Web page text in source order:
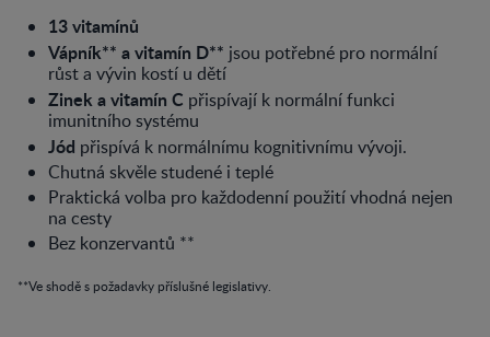
13 vitamínů
Vápník** a vitamín D** jsou potřebné pro normální
růst a vývin kostí u dětí
Zinek a vitamín C přispívají k normální funkci
imunitního systému
Jód přispívá k normálnímu kognitivnímu vývoji.
Chutná skvěle studené i teplé
Praktická volba pro každodenní použití vhodná nejen
na cesty
Bez konzervantů **
**Ve shodě s požadavky příslušné legislativy.